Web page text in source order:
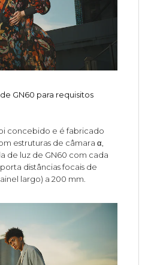
GN60 para requisitos
concebido e é fabricado
estruturas de câmara α,
de luz de GN60 com cada
distâncias focais de
largo) a 200 mm.